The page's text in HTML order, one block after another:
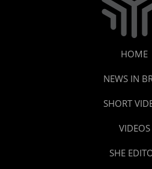
HOME
NEWS IN
SHORT
VIDEOS
SHE